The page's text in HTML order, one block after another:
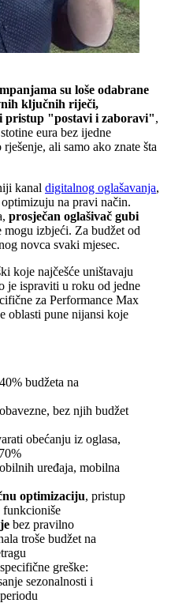
su loše odabrane
ključnih riječi,
pristup "postavi i zaboravi",
eura bez ijedne
ali samo ako znate šta
kanal digitalnog oglašavanja,
na pravi način.
prosječan oglašivač gubi
mogu izbjeći. Za budžet od
novca svaki mjesec.
koje najčešće uništavaju
je ispraviti u roku od jedne
za Performance Max
oblasti pune nijansi koje
budžeta na
bez njih budžet
obećanju iz oglasa,
uređaja, mobilna
optimizaciju, pristup
bez pravilno
troše budžet na
greške:
sezonalnosti i